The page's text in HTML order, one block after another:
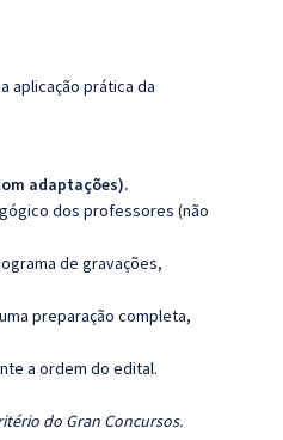
aplicação prática da
adaptações).
dos professores (não
de gravações,
preparação completa,
a ordem do edital.
do Gran Concursos.